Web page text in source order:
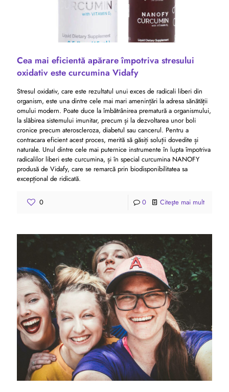
Cea mai eficientă apărare împotriva stresului
oxidativ este curcumina Vidafy
Stresul oxidativ, care este rezultatul unui exces de radicali liberi din
organism, este una dintre cele mai mari amenințări la adresa sănătății
omului modern. Poate duce la îmbătrânirea prematură a organismului,
la slăbirea sistemului imunitar, precum și la dezvoltarea unor boli
cronice precum ateroscleroza, diabetul sau cancerul. Pentru a
contracara eficient acest proces, merită să găsiți soluții dovedite și
naturale. Unul dintre cele mai puternice instrumente în lupta împotriva
radicalilor liberi este curcumina, și în special curcumina NANOFY
produsă de Vidafy, care se remarcă prin biodisponibilitatea sa
excepțional de ridicată.
0 0 Citeşte mai mult